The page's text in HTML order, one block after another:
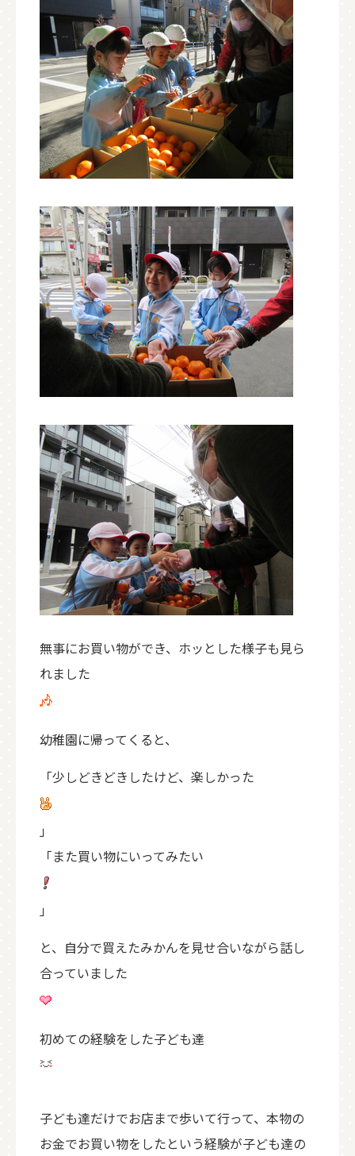
無事にお買い物ができ、ホッとした様子も見ら
れました
幼稚園に帰ってくると、
「少しどきどきしたけど、楽しかった
」
「また買い物にいってみたい
」
と、自分で買えたみかんを見せ合いながら話し
合っていました
初めての経験をした子ども達
子ども達だけでお店まで歩いて行って、本物の
お金でお買い物をしたという経験が子ども達の